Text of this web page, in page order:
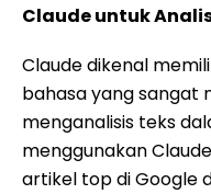
Claude untuk
Claude dikenal
bahasa yang sangat
menganalisis teks
menggunakan
artikel top di Google